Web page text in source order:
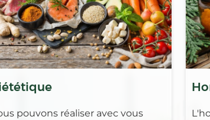
pouvons réaliser avec vous